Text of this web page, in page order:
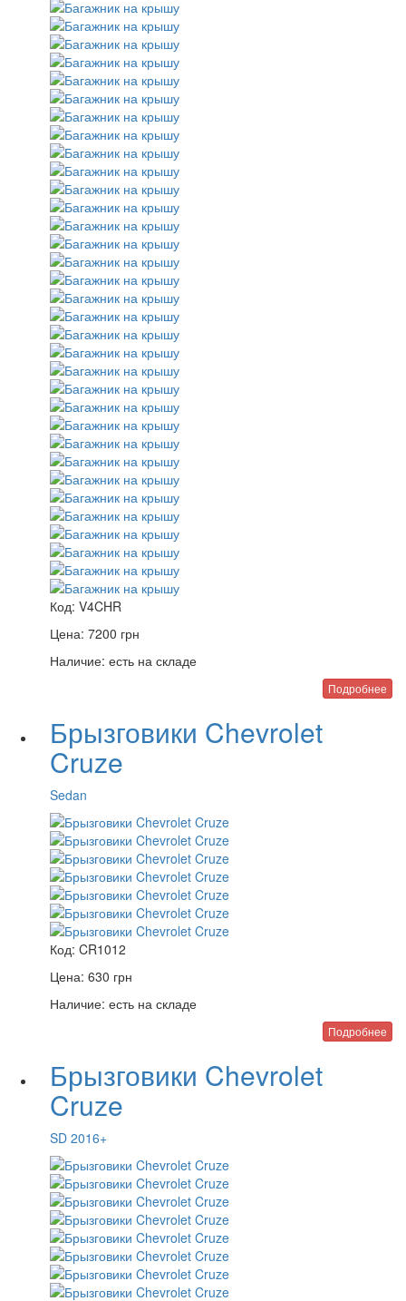
Код: V4CHR
Цена: 7200 грн
Наличие: есть на складе
Подробнее
Брызговики Chevrolet
Cruze
Sedan
Код: CR1012
Цена: 630 грн
Наличие: есть на складе
Подробнее
Брызговики Chevrolet
Cruze
SD 2016+